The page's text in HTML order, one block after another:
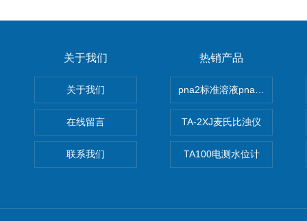
关于我们
关于我们
在线留言
联系我们
热销产品
pna2标准溶液pna3 pna4
TA-2XJ麦氏比浊仪
TA100电测水位计